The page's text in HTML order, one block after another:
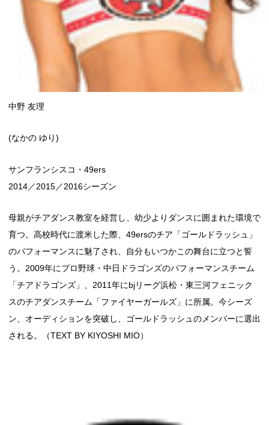
中野 友理
(なかの ゆり)
サンフランシスコ・49ers
2014／2015／2016シーズン
母親がチアダンス教室を経営し、幼少よりダンスに囲まれた環境で
育つ。高校時代に渡米した際、49ersのチア「ゴールドラッシュ」
のパフォーマンスに魅了され、自分もいつかこの舞台に立つと誓
う。2009年にプロ野球・中日ドラゴンズのパフォーマンスチーム
「チアドラゴンズ」、2011年にbjリーグ浜松・東三河フェニック
スのチアダンスチーム「ファイヤーガールズ」に所属。今シーズ
ン、オーディションを突破し、ゴールドラッシュのメンバーに選出
される。（TEXT BY KIYOSHI MIO）